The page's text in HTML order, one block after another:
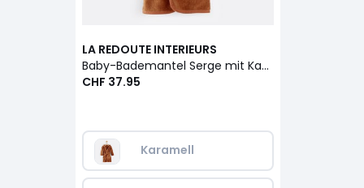
LA REDOUTE INTERIEURS
Baby-Bademantel Serge mit Kapuze, Bio-Baumwolle
CHF 37.95
Karamell